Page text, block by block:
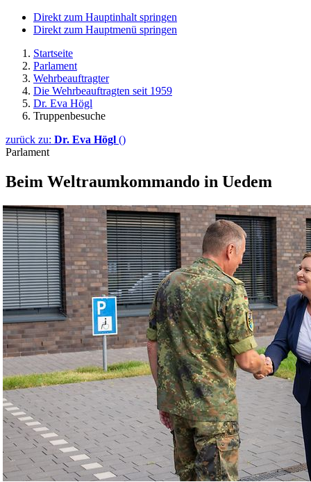
Direkt zum Hauptinhalt springen
Direkt zum Hauptmenü springen
Startseite
Parlament
Wehrbeauftragter
Die Wehrbeauftragten seit 1959
Dr. Eva Högl
Truppenbesuche
zurück zu: Dr. Eva Högl ()
Parlament
Beim Weltraumkommando in Uedem